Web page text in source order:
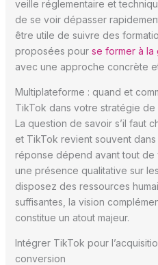
veille réglementaire et
de se voir dépasser
être utile de suivre des
proposées pour se former à la
avec une approche concrète
Multiplateforme : quand et
TikTok dans votre stratégie de
La question de savoir s’il faut
et TikTok revient souvent
réponse dépend avant tout de
une présence qualitative sur
disposez des ressources
suffisantes, la vision
constitue un atout majeur.
Intégrer TikTok pour
conversion